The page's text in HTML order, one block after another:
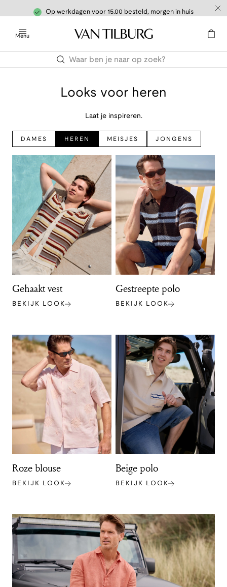
Op werkdagen voor 15.00 besteld, morgen in huis
Menu
Looks voor heren
Laat je inspireren.
DAMES HEREN MEISJES JONGENS
Gehaakt vest
BEKIJK LOOK
Gestreepte polo
BEKIJK LOOK
Roze blouse
BEKIJK LOOK
Beige polo
BEKIJK LOOK